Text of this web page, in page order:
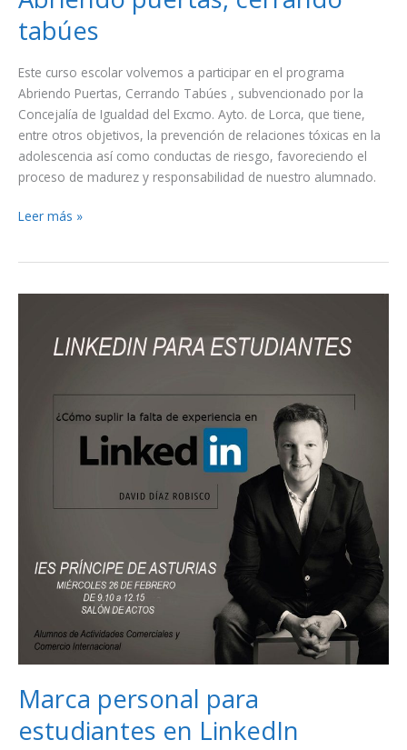
tabúes
Este curso escolar volvemos a participar en el programa
Abriendo Puertas, Cerrando Tabúes , subvencionado por la
Concejalía de Igualdad del Excmo. Ayto. de Lorca, que tiene,
entre otros objetivos, la prevención de relaciones tóxicas en la
adolescencia así como conductas de riesgo, favoreciendo el
proceso de madurez y responsabilidad de nuestro alumnado.
Leer más »
Marca personal para
estudiantes en LinkedIn